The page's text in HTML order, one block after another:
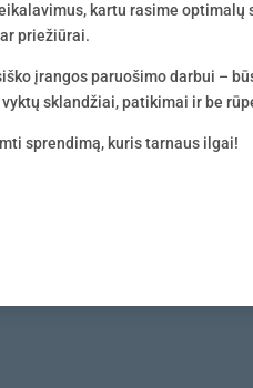
kartu rasime optimalų
priežiūrai.
įrangos paruošimo darbui –
sklandžiai, patikimai ir be
sprendimą, kuris tarnaus ilgai!